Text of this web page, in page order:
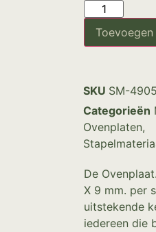
SKU SM-4905
Categorieën
Ovenplaten,
De
X 9 mm. per
uitstekende
iedereen die